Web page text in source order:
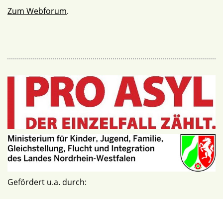
Zum Webforum.
Gefördert u.a. durch: